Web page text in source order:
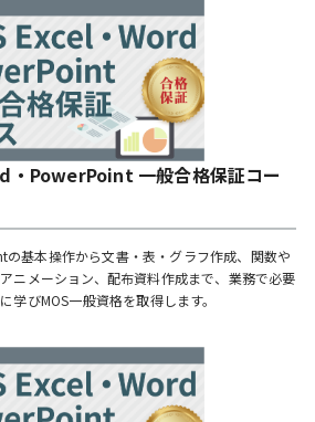
・PowerPoint 一般合格保証コー
基本操作から文書・表・グラフ作成、関数や
ニメーション、配布資料作成まで、業務で必要
学びMOS一般資格を取得します。